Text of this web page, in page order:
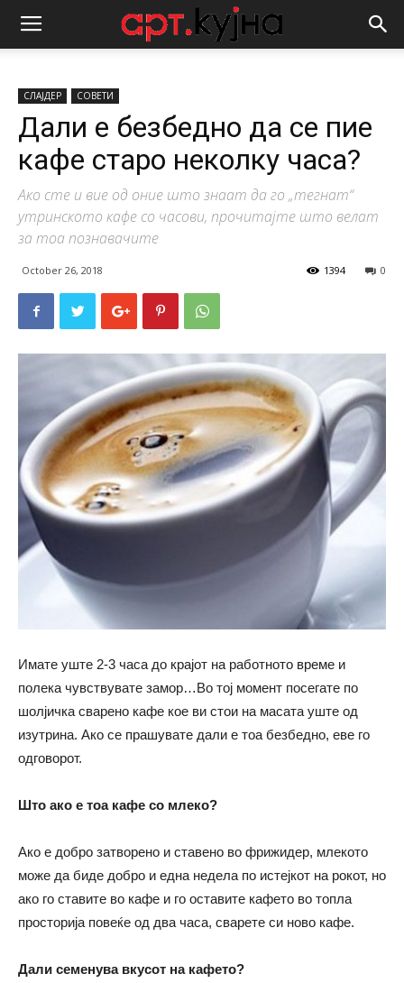
СЛАЈДЕР СОВЕТИ
Дали е безбедно да се пие
кафе старо неколку часа?
Ако сте и вие од оние што знаат да го „тегнат“
утринското кафе со часови, прочитајте што велат
за тоа познавачите
October 26, 2018 0
1394
Имате уште 2-3 часа до крајот на работното време и
полека чувствувате замор…Во тој момент посегате по
шолјичка сварено кафе кое ви стои на масата уште од
изутрина. Ако се прашувате дали е тоа безбедно, еве го
одговорот.
Што ако е тоа кафе со млеко?
Ако е добро затворено и ставено во фрижидер, млекото
може да биде добро и една недела по истејкот на рокот, но
ако го ставите во кафе и го оставите кафето во топла
просторија повеќе од два часа, сварете си ново кафе.
Дали семенува вкусот на кафето?